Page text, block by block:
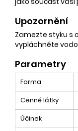
Upozornění
Zamezte styku s
vypláchněte
Parametry
Forma
Cenné látky
Účinek